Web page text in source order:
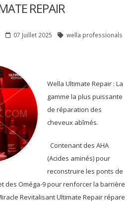
REPAIR
07 Juillet 2025
wella professionals
Wella Ultimate Repair : La
gamme la plus puissante
de réparation des
cheveux abîmés.
Contenant des AHA
(Acides aminés) pour
reconstruire les ponts de
des Oméga-9 pour renforcer la barrière
Revitalisant Ultimate Repair répare